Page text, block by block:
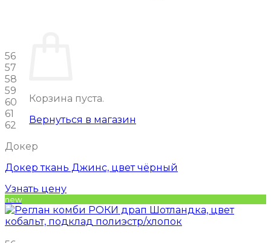
Корзина пуста.
Вернуться в магазин
56
57
58
59
60
61
62
Докер
Докер ткань Джинс, цвет чёрный
Узнать цену
new